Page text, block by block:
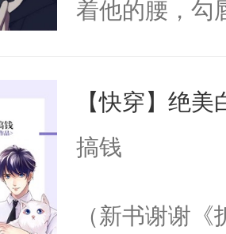
着他的腰，勾
来，给老公
用力——为你
【快穿】绝
搞钱
（新书谢谢